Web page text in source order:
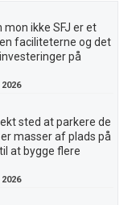
mon ikke SFJ er et
faciliteterne og det
på
sted at parkere de
masser af plads på
at bygge flere